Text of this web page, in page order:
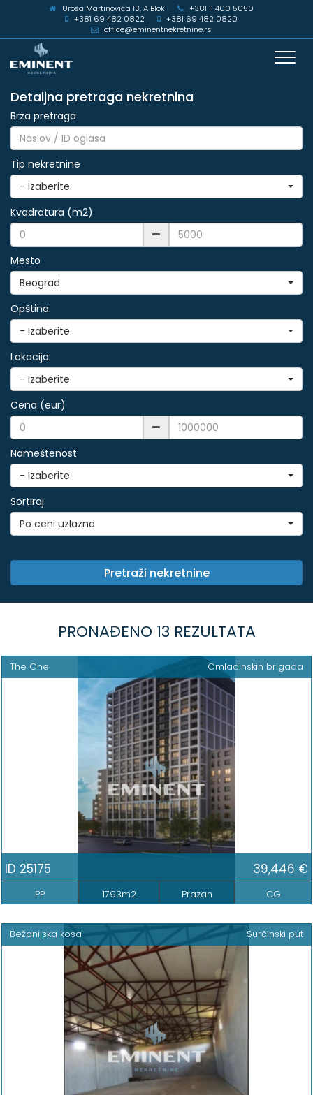
Uroša Martinovića 13, A Blok
+381 11 400 5050
+381 69 482 0822
+381 69 482 0820
office@eminentnekretnine.rs
Detaljna pretraga nekretnina
Brza pretraga
Tip nekretnine
- Izaberite
Kvadratura (m2)
Mesto
Beograd
Opština:
- Izaberite
Lokacija:
- Izaberite
Cena (eur)
Nameštenost
- Izaberite
Sortiraj
Po ceni uzlazno
Pretraži nekretnine
PRONAĐENO 13 REZULTATA
The One Omladinskih brigada
ID 25175 39,446 €
PP 1793m2 Prazan CG
Bežanijska kosa Surčinski put